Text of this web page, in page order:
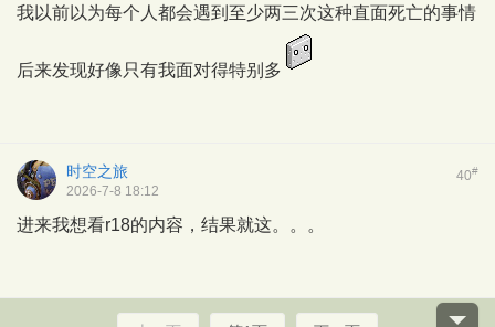
我以前以为每个人都会遇到至少两三次这种直面死亡的事情
后来发现好像只有我面对得特别多
40#
时空之旅
2026-7-8 18:12
进来我想看r18的内容，结果就这。。。